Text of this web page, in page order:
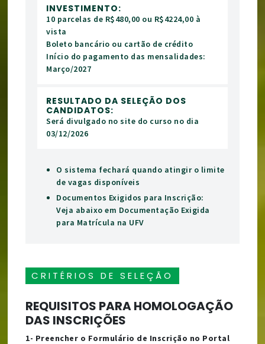
INVESTIMENTO:
10 parcelas de R$480,00 ou R$4224,00 à
vista
Boleto bancário ou cartão de crédito
Início do pagamento das mensalidades:
Março/2027
RESULTADO DA SELEÇÃO DOS
CANDIDATOS:
Será divulgado no site do curso no dia
03/12/2026
O sistema fechará quando atingir o limite
de vagas disponíveis
Documentos Exigidos para Inscrição:
Veja abaixo em Documentação Exigida
para Matrícula na UFV
CRITÉRIOS DE SELEÇÃO
REQUISITOS PARA HOMOLOGAÇÃO
DAS INSCRIÇÕES
1- Preencher o Formulário de Inscrição no Portal